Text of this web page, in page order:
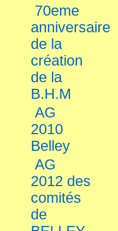
70eme
anniversaire
de la
création
de la
B.H.M
AG
2010
Belley
AG
2012 des
comités
de